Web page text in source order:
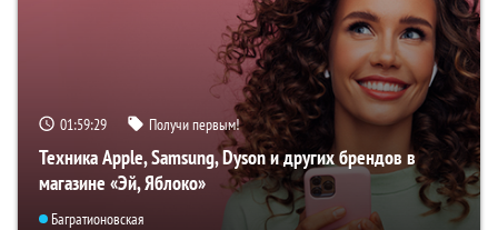
01:59:28 Получи первым!
Техника Apple, Samsung, Dyson и других брендов в
магазине «Эй, Яблоко»
Багратионовская